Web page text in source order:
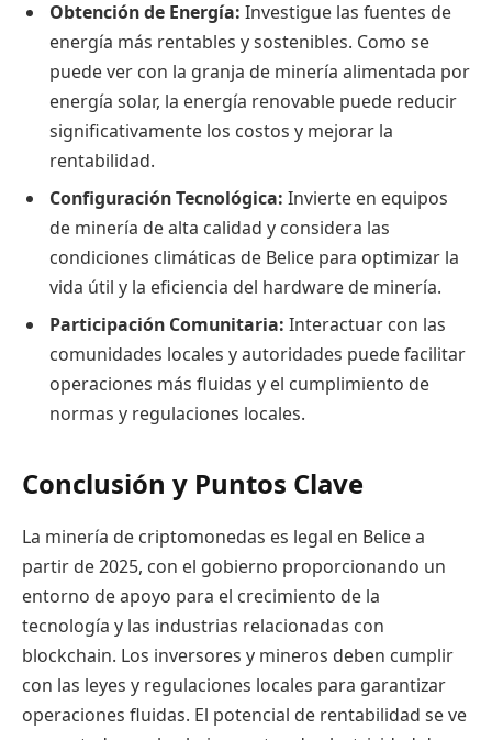
Obtención de Energía: Investigue las fuentes de
energía más rentables y sostenibles. Como se
puede ver con la granja de minería alimentada por
energía solar, la energía renovable puede reducir
significativamente los costos y mejorar la
rentabilidad.
Configuración Tecnológica: Invierte en equipos
de minería de alta calidad y considera las
condiciones climáticas de Belice para optimizar la
vida útil y la eficiencia del hardware de minería.
Participación Comunitaria: Interactuar con las
comunidades locales y autoridades puede facilitar
operaciones más fluidas y el cumplimiento de
normas y regulaciones locales.
Conclusión y Puntos Clave
La minería de criptomonedas es legal en Belice a
partir de 2025, con el gobierno proporcionando un
entorno de apoyo para el crecimiento de la
tecnología y las industrias relacionadas con
blockchain. Los inversores y mineros deben cumplir
con las leyes y regulaciones locales para garantizar
operaciones fluidas. El potencial de rentabilidad se ve